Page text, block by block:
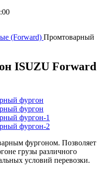
(Forward) Промтоварный
ISUZU Forward
фургоном. Позволяет
грузы различного
условий перевозки.